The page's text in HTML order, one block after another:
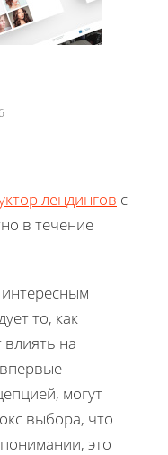
лендингов с
в течение
то, как
на
могут
выбора, что
это